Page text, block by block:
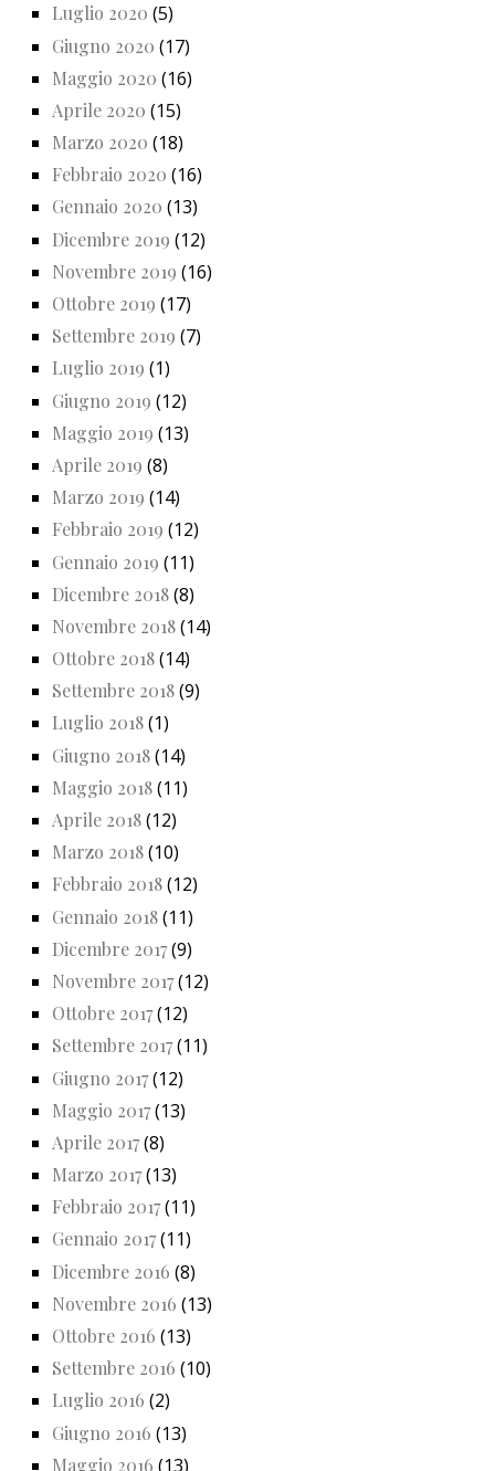
Luglio 2020 (5)
Giugno 2020 (17)
Maggio 2020 (16)
Aprile 2020 (15)
Marzo 2020 (18)
Febbraio 2020 (16)
Gennaio 2020 (13)
Dicembre 2019 (12)
Novembre 2019 (16)
Ottobre 2019 (17)
Settembre 2019 (7)
Luglio 2019 (1)
Giugno 2019 (12)
Maggio 2019 (13)
Aprile 2019 (8)
Marzo 2019 (14)
Febbraio 2019 (12)
Gennaio 2019 (11)
Dicembre 2018(8)
Novembre 2018(14)
Ottobre 2018(14)
Settembre 2018(9)
Luglio 2018(1)
Giugno 2018(14)
Maggio 2018(11)
Aprile 2018(12)
Marzo 2018(10)
Febbraio 2018(12)
Gennaio 2018(11)
Dicembre 2017(9)
Novembre 2017(12)
Ottobre 2017(12)
Settembre 2017(11)
Giugno 2017(12)
Maggio 2017(13)
Aprile 2017(8)
Marzo 2017(13)
Febbraio 2017(11)
Gennaio 2017(11)
Dicembre 2016 (8)
Novembre 2016 (13)
Ottobre 2016 (13)
Settembre 2016 (10)
Luglio 2016 (2)
Giugno 2016 (13)
Maggio 2016 (13)